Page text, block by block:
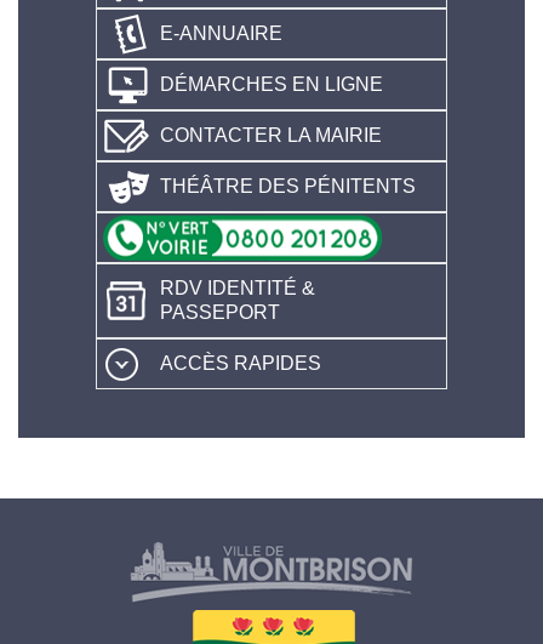
E-ANNUAIRE
DÉMARCHES EN LIGNE
CONTACTER LA MAIRIE
THÉÂTRE DES PÉNITENTS
RDV IDENTITÉ &
PASSEPORT
ACCÈS RAPIDES